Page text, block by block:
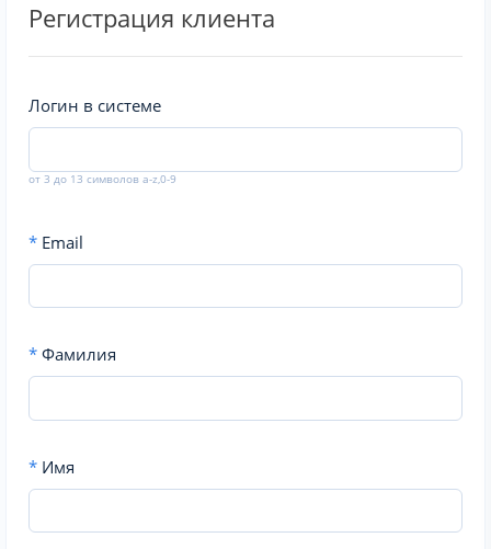
Регистрация клиента
Логин в системе
от 3 до 13 символов a-z,0-9
* Email
* Фамилия
* Имя